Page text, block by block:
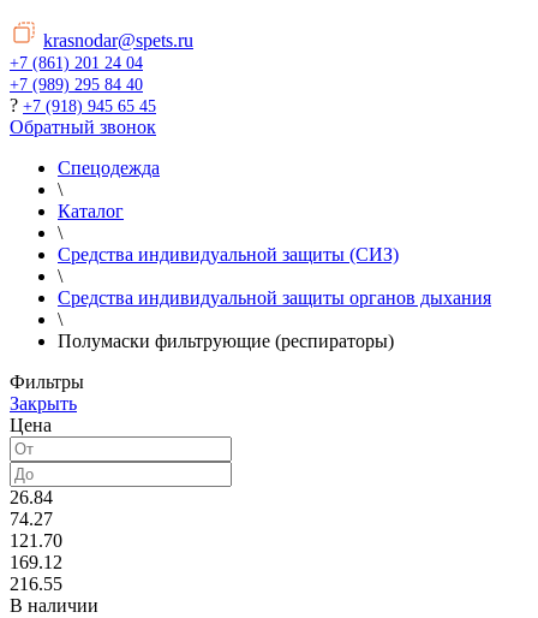
krasnodar@spets.ru
+7 (861) 201 24 04
+7 (989) 295 84 40
? +7 (918) 945 65 45
Обратный звонок
Спецодежда
\
Каталог
\
Средства индивидуальной защиты (СИЗ)
\
Средства индивидуальной защиты органов дыхания
\
Полумаски фильтрующие (респираторы)
Фильтры
Закрыть
Цена
26.84
74.27
121.70
169.12
216.55
В наличии